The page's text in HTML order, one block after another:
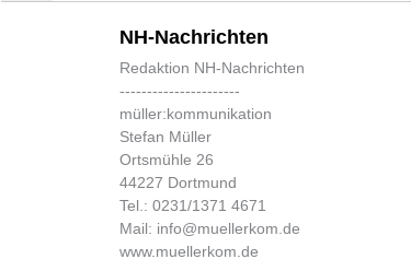
NH-Nachrichten
Redaktion NH-Nachrichten
----------------------
müller:kommunikation
Stefan Müller
Ortsmühle 26
44227 Dortmund
Tel.: 0231/1371 4671
Mail: info@muellerkom.de
www.muellerkom.de